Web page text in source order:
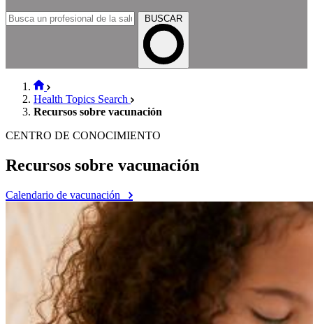
BUSCAR
Health Topics Search
Recursos sobre vacunación
CENTRO DE CONOCIMIENTO
Recursos sobre vacunación
Calendario de vacunación